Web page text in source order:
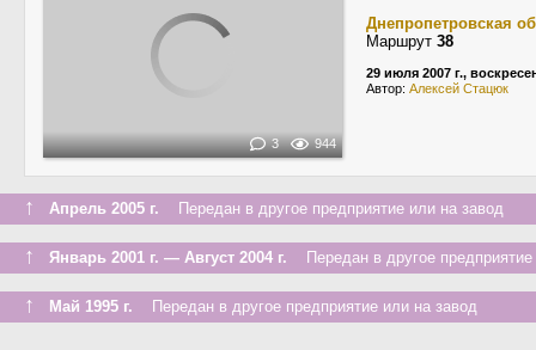
3 944
Днепропетровская
Маршрут 38
29 июля 2007 г.,
Автор: Алексей Стацюк
↑ Апрель 2005 г. Передан в другое предприятие или на завод
↑ Январь 2001 г. — Август 2004 г. Передан в другое предприятие
↑ Май 1995 г. Передан в другое предприятие или на завод